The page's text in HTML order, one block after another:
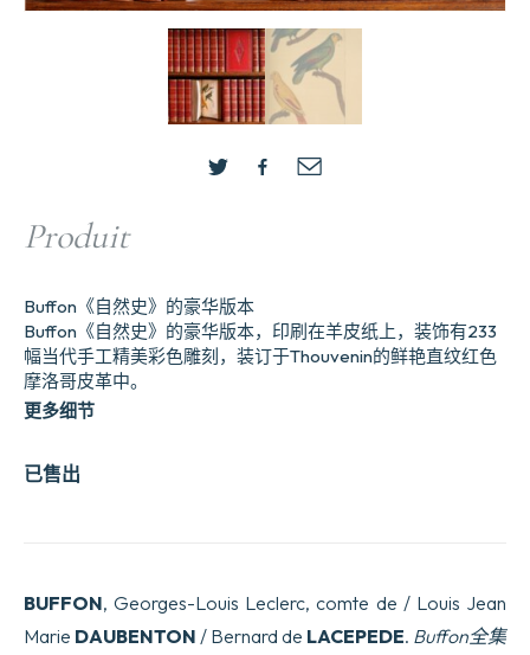
Produit
已售出
Buffon《自然史》的豪华版本
Buffon《自然史》的豪华版本，印刷在羊皮纸上，装饰有233
幅当代手工精美彩色雕刻，装订于Thouvenin的鲜艳直纹红色
摩洛哥皮革中。
更多细节
BUFFON, Georges-Louis Leclerc, comte de / Louis Jean
Marie DAUBENTON / Bernard de LACEPEDE. Buffon全集